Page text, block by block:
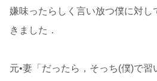
嫌味ったらしく言い放つ僕に対し
きました．
元•妻「だったら，そっち(僕)で